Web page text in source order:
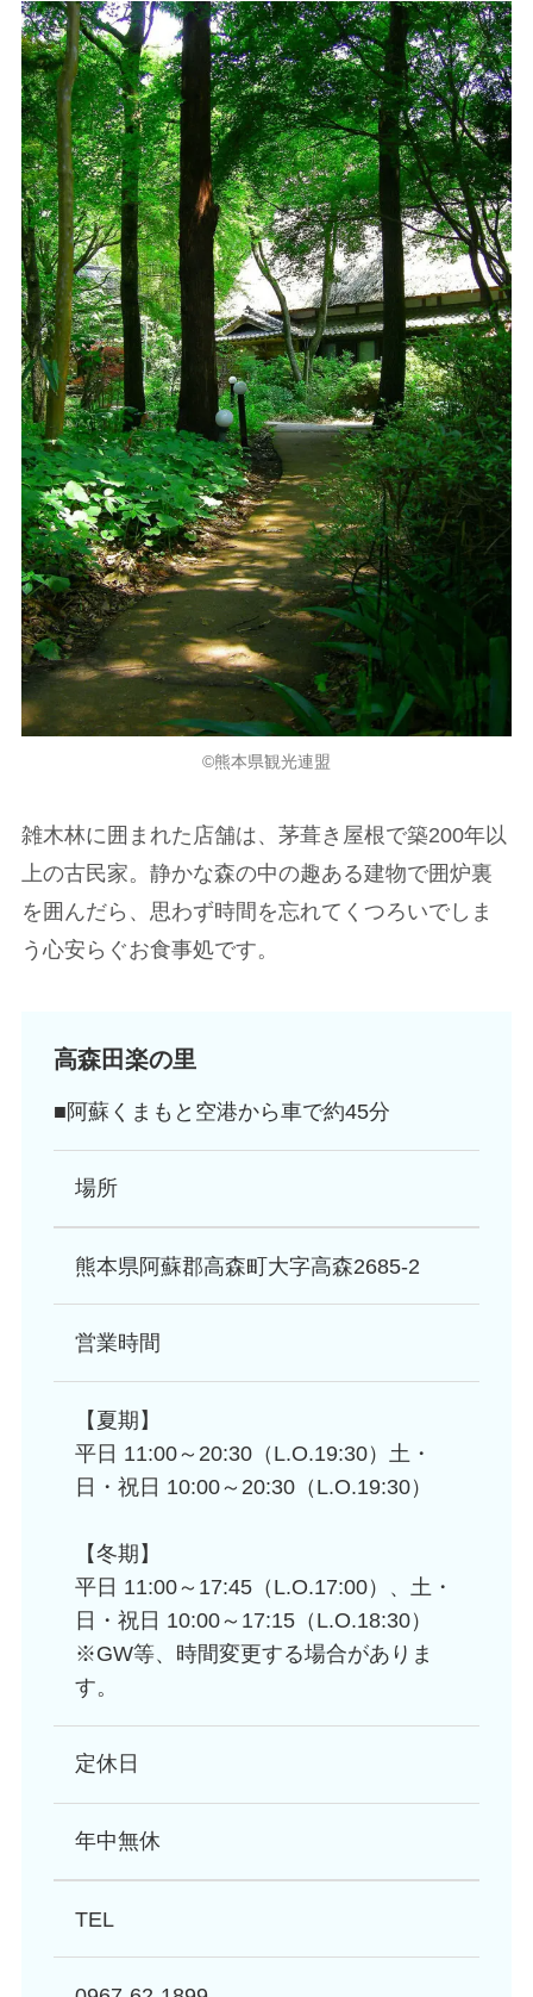
©熊本県観光連盟
雑木林に囲まれた店舗は、茅葺き屋根で築200年以
上の古民家。静かな森の中の趣ある建物で囲炉裏
を囲んだら、思わず時間を忘れてくつろいでしま
う心安らぐお食事処です。
高森田楽の里
■阿蘇くまもと空港から車で約45分
場所
熊本県阿蘇郡高森町大字高森2685-2
営業時間
【夏期】
平日 11:00～20:30（L.O.19:30）土・
日・祝日 10:00～20:30（L.O.19:30）
【冬期】
平日 11:00～17:45（L.O.17:00）、土・
日・祝日 10:00～17:15（L.O.18:30）
※GW等、時間変更する場合がありま
す。
定休日
年中無休
TEL